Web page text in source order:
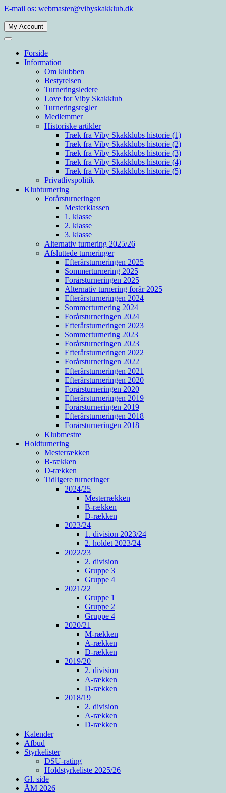
Spring
indhold
E-mail os: webmaster@vibyskakklub.dk
Viby Skakklub
Velkommen til Viby Skakklubs hjemmeside. Viby Skakklub er en af
Århus' og Danmarks største skakklubber med spillere i alle styrkelag.
My Account
Forside
Information
Om klubben
Bestyrelsen
Turneringsledere
Love for Viby Skakklub
Turneringsregler
Medlemmer
Historiske artikler
Træk fra Viby Skakklubs historie (1)
Træk fra Viby Skakklubs historie (2)
Træk fra Viby Skakklubs historie (3)
Træk fra Viby Skakklubs historie (4)
Træk fra Viby Skakklubs historie (5)
Privatlivspolitik
Klubturnering
Forårsturneringen
Mesterklassen
1. klasse
2. klasse
3. klasse
Alternativ turnering 2025/26
Afsluttede turneringer
Efterårsturneringen 2025
Sommerturnering 2025
Forårsturneringen 2025
Alternativ turnering forår 2025
Efterårsturneringen 2024
Sommerturnering 2024
Forårsturneringen 2024
Efterårsturneringen 2023
Sommerturnering 2023
Forårsturneringen 2023
Efterårsturneringen 2022
Forårsturneringen 2022
Efterårsturneringen 2021
Efterårsturneringen 2020
Forårsturneringen 2020
Efterårsturneringen 2019
Forårsturneringen 2019
Efterårsturneringen 2018
Forårsturneringen 2018
Klubmestre
Holdturnering
Mesterrækken
B-rækken
D-rækken
Tidligere turneringer
2024/25
Mesterrækken
B-rækken
D-rækken
2023/24
1. division 2023/24
2. holdet 2023/24
2022/23
2. division
Gruppe 3
Gruppe 4
2021/22
Gruppe 1
Gruppe 2
Gruppe 4
2020/21
M-rækken
A-rækken
D-rækken
2019/20
2. division
A-rækken
D-rækken
2018/19
2. division
A-rækken
D-rækken
Kalender
Afbud
Styrkelister
DSU-rating
Holdstyrkeliste 2025/26
Gl. side
ÅM 2026